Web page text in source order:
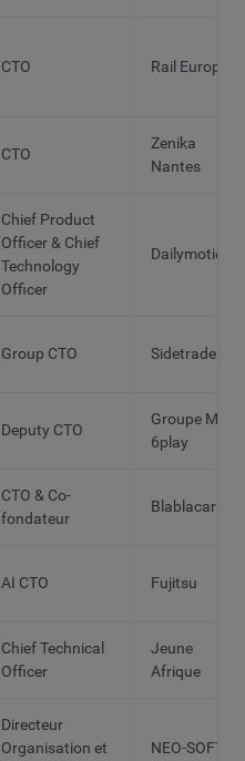
CTO Rail Europe
CTO
Zenika
Nantes
Chief Product
Officer & Chief
Technology
Officer
Dailymotion
Group CTO Sidetrade
Deputy CTO
Groupe M6 |
6play
CTO & Co-
fondateur
Blablacar
AI CTO Fujitsu
Chief Technical
Officer
Jeune
Afrique
Directeur
Organisation et
NEO-SOFT